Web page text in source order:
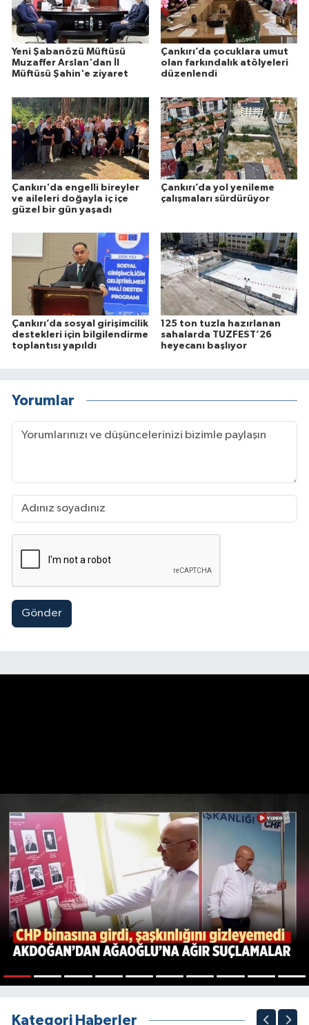
Yeni Şabanözü Müftüsü
Muzaffer Arslan'dan İl
Müftüsü Şahin'e ziyaret
Çankırı’da çocuklara umut
olan farkındalık atölyeleri
düzenlendi
Çankırı'da engelli bireyler
ve aileleri doğayla iç içe
güzel bir gün yaşadı
Çankırı’da yol yenileme
çalışmaları sürdürüyor
Çankırı’da sosyal girişimcilik
destekleri için bilgilendirme
toplantısı yapıldı
125 ton tuzla hazırlanan
sahalarda TUZFEST’26
heyecanı başlıyor
Yorumlar
Gönder
Kategori Haberler